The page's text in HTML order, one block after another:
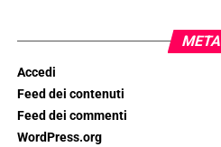
META
Accedi
Feed dei contenuti
Feed dei commenti
WordPress.org